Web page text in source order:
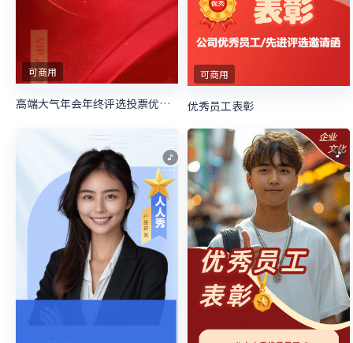
可商用
高端大气年会年终评选投票优秀员工评选大会
可商用
优秀员工表彰